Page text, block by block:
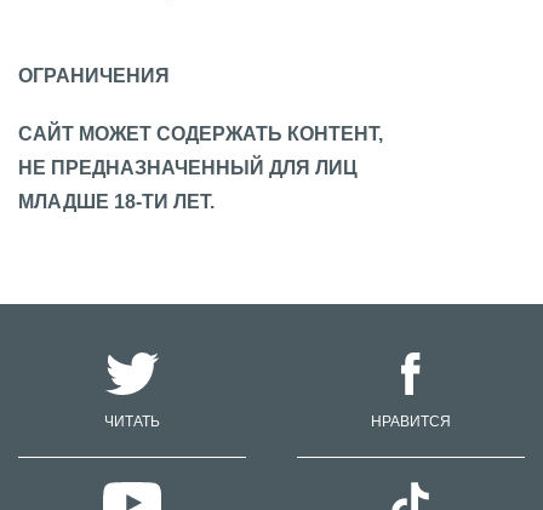
ОГРАНИЧЕНИЯ
САЙТ МОЖЕТ СОДЕРЖАТЬ КОНТЕНТ,
НЕ ПРЕДНАЗНАЧЕННЫЙ ДЛЯ ЛИЦ
МЛАДШЕ 18-ТИ ЛЕТ.
ЧИТАТЬ НРАВИТСЯ